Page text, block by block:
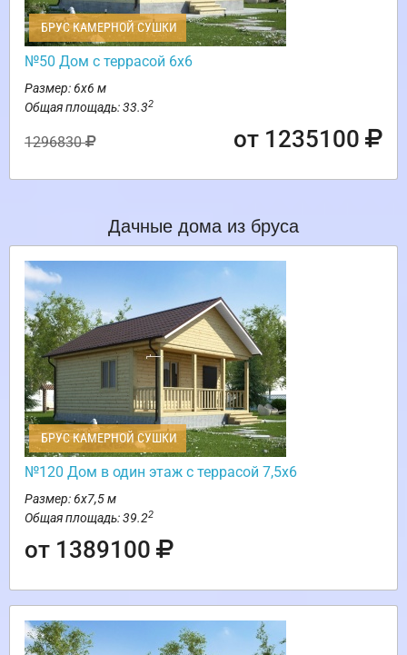
БРУС КАМЕРНОЙ СУШКИ
№50 Дом с террасой 6х6
Размер: 6х6 м
Общая площадь: 33.32
1296830 от 1235100
Дачные дома из бруса
БРУС КАМЕРНОЙ СУШКИ
№120 Дом в один этаж с террасой 7,5х6
Размер: 6х7,5 м
Общая площадь: 39.22
от 1389100